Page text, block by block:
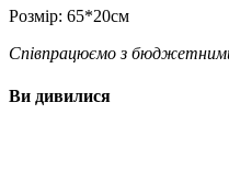
Розмір: 65*20см
Співпрацюємо з бюджетними
Ви дивилися